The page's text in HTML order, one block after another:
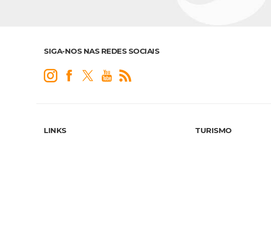
SIGA-NOS NAS REDES SOCIAIS
LINKS TURISMO